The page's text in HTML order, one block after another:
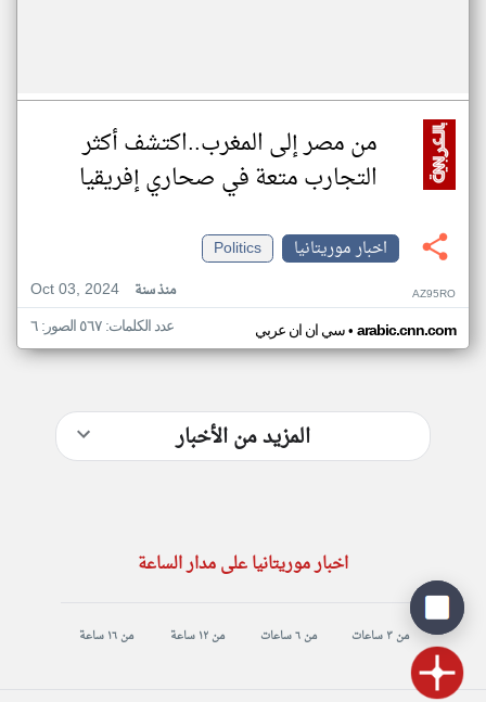
من مصر إلى المغرب..اكتشف أكثر
التجارب متعة في صحاري إفريقيا
اخبار موريتانيا
Politics
Oct 03, 2024
منذ سنة AZ95RO
سي ان ان عربي• arabic.cnn.com عدد الكلمات: ٥٦٧ الصور: ٦
المزيد من الأخبار
اخبار موريتانيا على مدار الساعة
من ٣ ساعات من ٦ ساعات من ١٢ ساعة من ١٦ ساعة